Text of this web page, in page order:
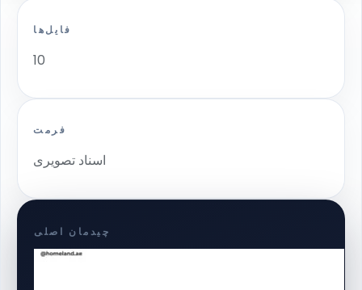
فایل‌ها
10
فرمت
اسناد تصویری
چیدمان اصلی